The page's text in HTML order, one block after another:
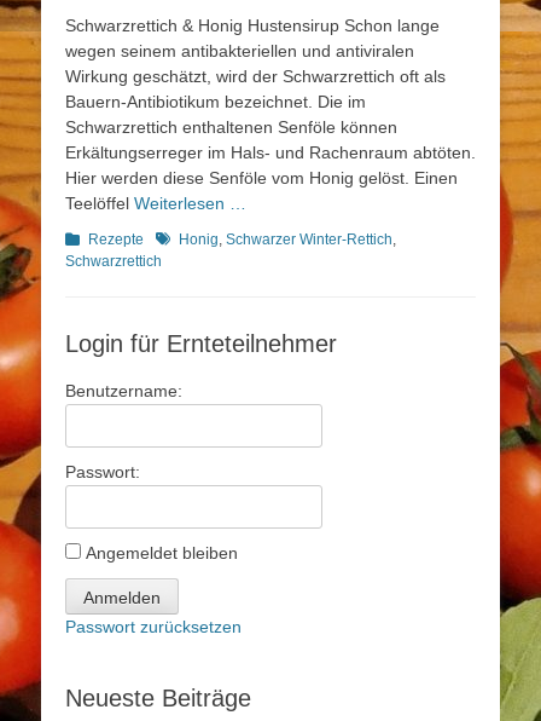
Schwarzrettich & Honig Hustensirup Schon lange
wegen seinem antibakteriellen und antiviralen
Wirkung geschätzt, wird der Schwarzrettich oft als
Bauern-Antibiotikum bezeichnet. Die im
Schwarzrettich enthaltenen Senföle können
Erkältungserreger im Hals- und Rachenraum abtöten.
Hier werden diese Senföle vom Honig gelöst. Einen
Teelöffel Weiterlesen …
Kategorien
Rezepte Schlagworte
Honig Schwarzer Winter-Rettich
Schwarzrettich
Login für Ernteteilnehmer
Benutzername:
Passwort:
Angemeldet bleiben
Anmelden
Passwort zurücksetzen
Neueste Beiträge